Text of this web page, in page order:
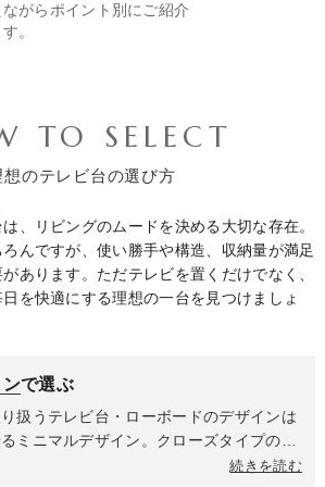
がらポイント別にご紹介
。
TO SELECT
想のテレビ台の選び方
、リビングのムードを決める大切な存在。
んですが、使い勝手や構造、収納量が満足
あります。ただテレビを置くだけでなく、
を快適にする理想の一台を見つけましょ
で選ぶ
扱うテレビ台・ローボードのデザインは
ミニマルデザイン。クローズタイプのテ
が多く、メリットとしてはテレビ周りの小
続きを読む